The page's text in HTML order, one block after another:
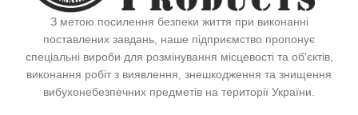
З метою посилення безпеки життя при виконанні
поставлених завдань, наше підприємство пропонує
спеціальні вироби для розмінування місцевості та об'єктів,
виконання робіт з виявлення, знешкодження та знищення
вибухонебезпечних предметів на території України.